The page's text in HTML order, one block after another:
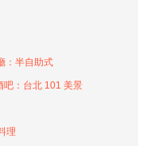
：半自助式
吧：台北 101 美景
理